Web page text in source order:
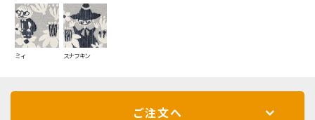
ミィ スナフキン
ご注文へ